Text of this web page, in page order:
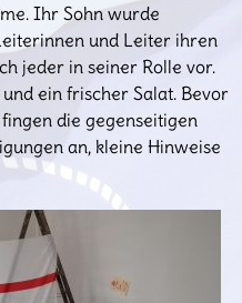
Ihr Sohn wurde
und Leiter ihren
jeder in seiner Rolle vor.
ein frischer Salat. Bevor
die gegenseitigen
an, kleine Hinweise